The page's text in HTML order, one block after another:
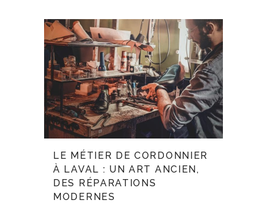
LE MÉTIER DE CORDONNIER
À LAVAL : UN ART ANCIEN,
DES RÉPARATIONS
MODERNES